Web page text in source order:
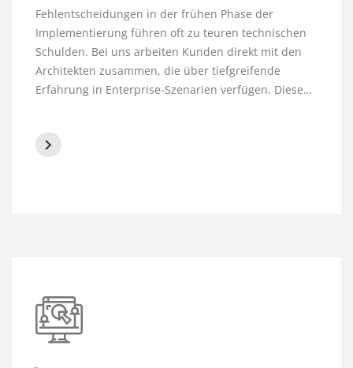
Fehlentscheidungen in der frühen Phase der
Implementierung führen oft zu teuren technischen
Schulden. Bei uns arbeiten Kunden direkt mit den
Architekten zusammen, die über tiefgreifende
Erfahrung in Enterprise-Szenarien verfügen. Diese…